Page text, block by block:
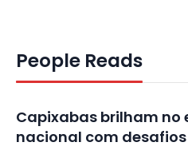
People Reads
Capixabas brilham no
nacional com